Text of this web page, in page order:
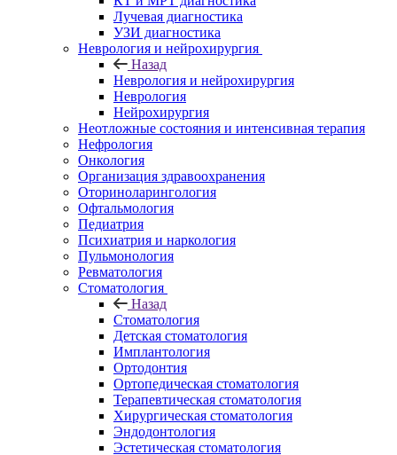
Лучевая диагностика
УЗИ диагностика
Неврология и нейрохирургия
Назад
Неврология и нейрохирургия
Неврология
Нейрохирургия
Неотложные состояния и интенсивная терапия
Нефрология
Онкология
Организация здравоохранения
Оториноларингология
Офтальмология
Педиатрия
Психиатрия и наркология
Пульмонология
Ревматология
Стоматология
Назад
Стоматология
Детская стоматология
Имплантология
Ортодонтия
Ортопедическая стоматология
Терапевтическая стоматология
Хирургическая стоматология
Эндодонтология
Эстетическая стоматология